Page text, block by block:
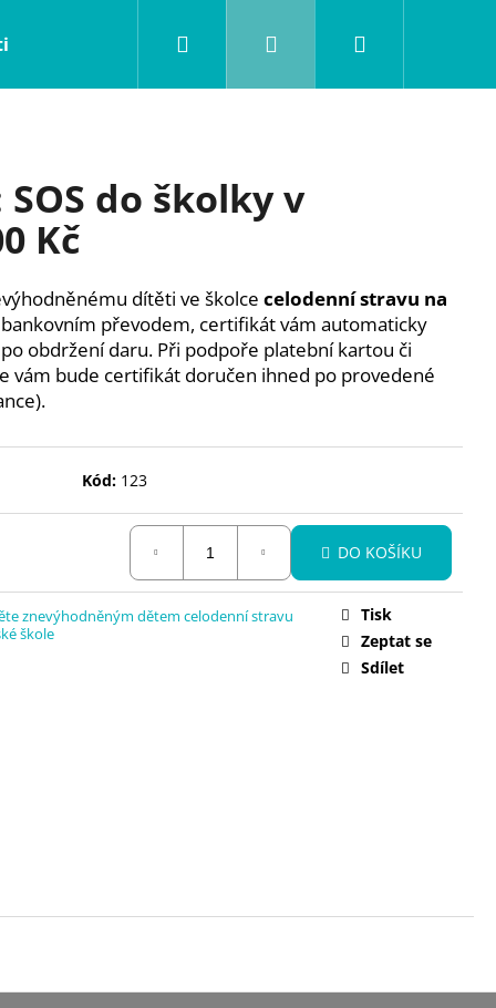
Bydlení pro děti Servis rodiny
Hledat PřihlášeníNákupní
do školky v
Kč
dítěti ve školce celodenní stravu na
převodem, certifikát vám automaticky
obdržení daru. Při podpoře platební kartou či
vám bude certifikát doručen ihned po provedené
Kód: 123
DO KOŠÍKU
znevýhodněným dětem celodenní stravu
škole
Tisk
Zeptat se
Sdílet